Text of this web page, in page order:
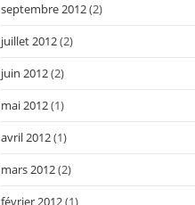
septembre 2012(2)
juillet 2012(2)
juin 2012(2)
mai 2012(1)
avril 2012(1)
mars 2012(2)
février 2012(1)